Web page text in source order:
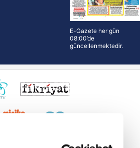
E-Gazete her gün
08:00’de
güncellenmektedir.